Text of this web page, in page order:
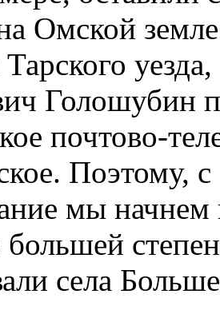
Омской
Голошубин
почтово-
Поэтому,
мы
большей
села